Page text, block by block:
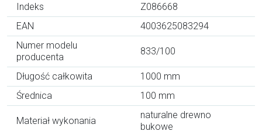
Indeks
Z086668
EAN
4003625083294
Numer modelu
producenta
833/100
Długość całkowita
1000 mm
Średnica
100 mm
Materiał wykonania
naturalne drewno
bukowe